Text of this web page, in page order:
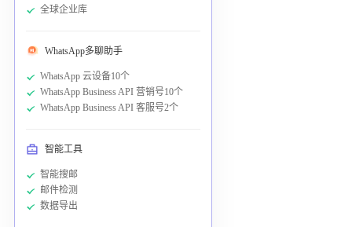
全球企业库
WhatsApp多聊助手
WhatsApp 云设备10个
WhatsApp Business API 营销号10个
WhatsApp Business API 客服号2个
智能工具
智能搜邮
邮件检测
数据导出